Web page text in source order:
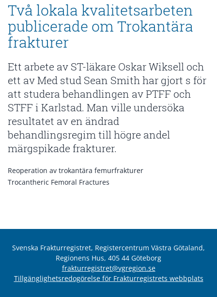
Två lokala kvalitetsarbeten
publicerade om Trokantära
frakturer
Ett arbete av ST-läkare Oskar Wiksell och
ett av Med stud Sean Smith har gjort s för
att studera behandlingen av PTFF och
STFF i Karlstad. Man ville undersöka
resultatet av en ändrad
behandlingsregim till högre andel
märgspikade frakturer.
Reoperation av trokantära femurfrakturer
Trocantheric Femoral Fractures
Svenska Frakturregistret, Registercentrum Västra Götaland,
Regionens Hus, 405 44 Göteborg
frakturregistret@vgregion.se
Tillgänglighetsredogörelse för Frakturregistrets webbplats